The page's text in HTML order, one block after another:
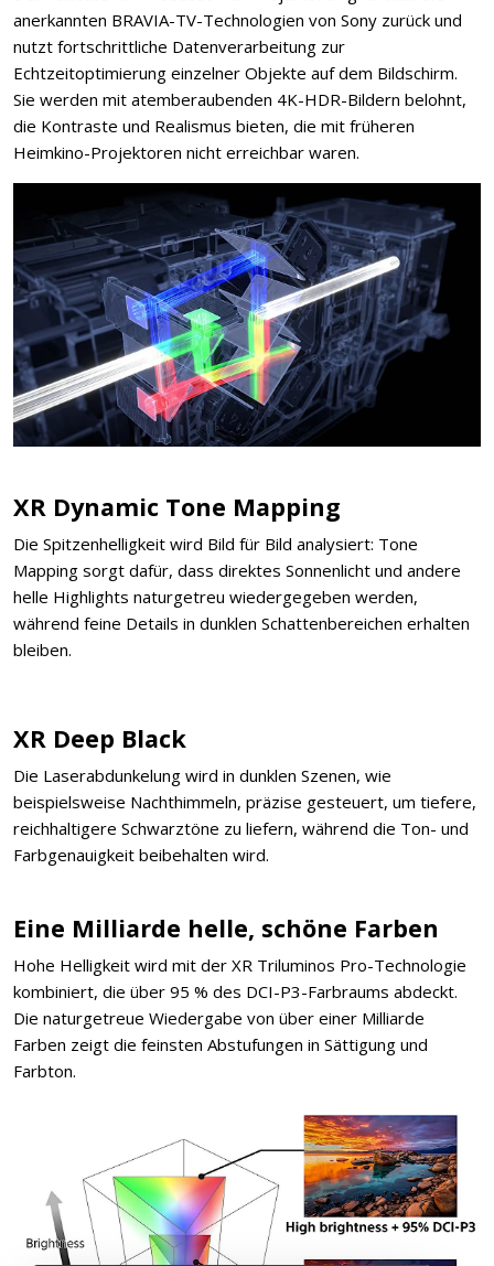
anerkannten BRAVIA-TV-Technologien von Sony zurück und
nutzt fortschrittliche Datenverarbeitung zur
Echtzeitoptimierung einzelner Objekte auf dem Bildschirm.
Sie werden mit atemberaubenden 4K-HDR-Bildern belohnt,
die Kontraste und Realismus bieten, die mit früheren
Heimkino-Projektoren nicht erreichbar waren.
XR Dynamic Tone Mapping
Die Spitzenhelligkeit wird Bild für Bild analysiert: Tone
Mapping sorgt dafür, dass direktes Sonnenlicht und andere
helle Highlights naturgetreu wiedergegeben werden,
während feine Details in dunklen Schattenbereichen erhalten
bleiben.
XR Deep Black
Die Laserabdunkelung wird in dunklen Szenen, wie
beispielsweise Nachthimmeln, präzise gesteuert, um tiefere,
reichhaltigere Schwarztöne zu liefern, während die Ton- und
Farbgenauigkeit beibehalten wird.
Eine Milliarde helle, schöne Farben
Hohe Helligkeit wird mit der XR Triluminos Pro-Technologie
kombiniert, die über 95 % des DCI-P3-Farbraums abdeckt.
Die naturgetreue Wiedergabe von über einer Milliarde
Farben zeigt die feinsten Abstufungen in Sättigung und
Farbton.